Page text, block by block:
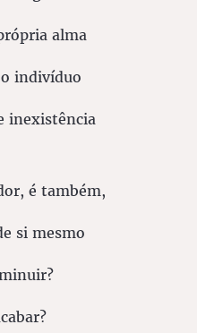
alma
indivíduo
inexistência
é também,
si mesmo